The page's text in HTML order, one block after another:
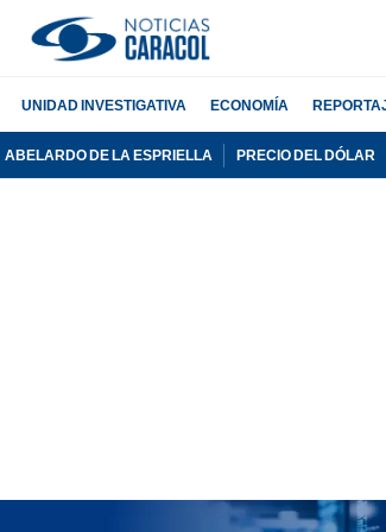
UNIDAD INVESTIGATIVA ECONOMÍA
ABELARDO DE LA ESPRIELLA PRECIO DEL DÓLAR